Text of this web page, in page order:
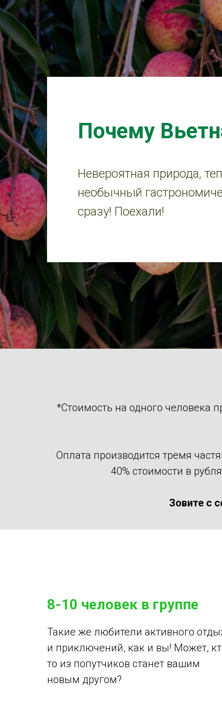
Почему
Невероятная природа,
необычный
сразу! Поехали!
*Стоимость на одного человека
Оплата производится тремя
40% стоимости в
Зовите с
8-10 человек в группе
Такие же любители активного
и приключений, как и вы! Может,
то из попутчиков станет вашим
новым другом?